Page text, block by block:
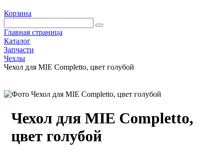
Корзина
Главная страница
Каталог
Запчасти
Чехлы
Чехол для MIE Completto, цвет голубой
Чехол для MIE Completto,
цвет голубой